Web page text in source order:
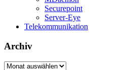
Securepoint
Server-Eye
Telekommunikation
Archiv
Archiv